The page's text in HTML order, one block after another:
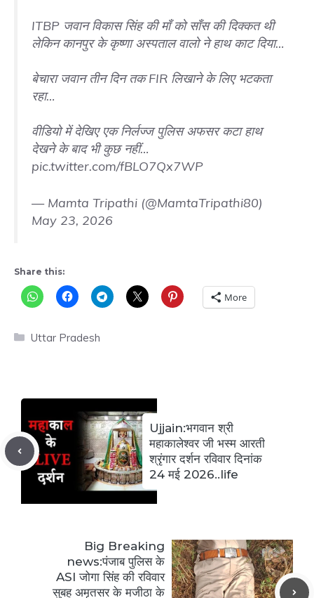
ITBP जवान विकास सिंह की माँ को साँस की दिक्कत थी
लेकिन कानपुर के कृष्णा अस्पताल वालो ने हाथ काट दिया…
बेचारा जवान तीन दिन तक FIR लिखाने के लिए भटकता
रहा…
वीडियो में देखिए एक निर्लज्ज पुलिस अफसर कटा हाथ
देखने के बाद भी कुछ नहीं…
pic.twitter.com/fBLO7Qx7WP
— Mamta Tripathi (@MamtaTripathi80)
May 23, 2026
Share this:
More
Categories
Uttar Pradesh
Ujjain:भगवान श्री
महाकालेश्वर जी भस्म आरती
श्रृंगार दर्शन रविवार दिनांक
24 मई 2026..life
Big Breaking
news:पंजाब पुलिस के
ASI जोगा सिंह की रविवार
सुबह अमृतसर के मजीठा के